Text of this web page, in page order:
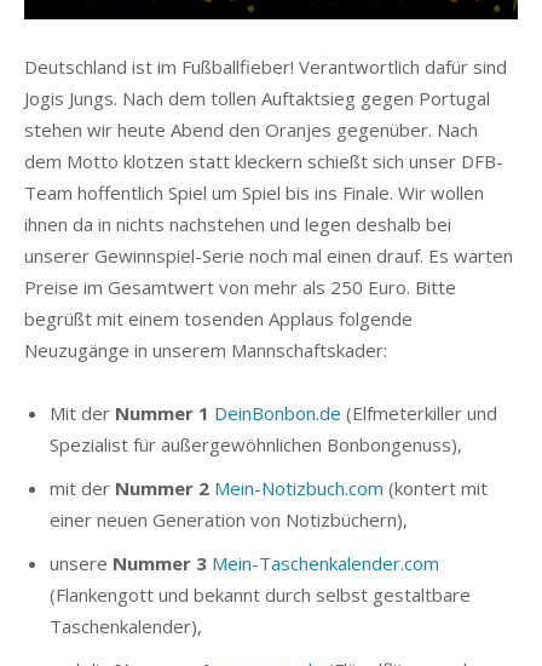
Deutschland ist im Fußballfieber! Verantwortlich dafür sind
Jogis Jungs. Nach dem tollen Auftaktsieg gegen Portugal
stehen wir heute Abend den Oranjes gegenüber. Nach
dem Motto klotzen statt kleckern schießt sich unser DFB-
Team hoffentlich Spiel um Spiel bis ins Finale. Wir wollen
ihnen da in nichts nachstehen und legen deshalb bei
unserer Gewinnspiel-Serie noch mal einen drauf. Es warten
Preise im Gesamtwert von mehr als 250 Euro. Bitte
begrüßt mit einem tosenden Applaus folgende
Neuzugänge in unserem Mannschaftskader:
Mit der Nummer 1 DeinBonbon.de (Elfmeterkiller und
Spezialist für außergewöhnlichen Bonbongenuss),
mit der Nummer 2 Mein-Notizbuch.com (kontert mit
einer neuen Generation von Notizbüchern),
unsere Nummer 3 Mein-Taschenkalender.com
(Flankengott und bekannt durch selbst gestaltbare
Taschenkalender),